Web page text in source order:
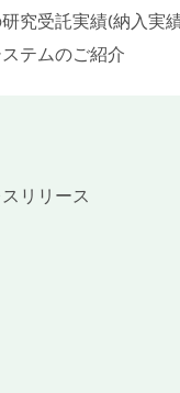
究受託実績(納入実
テムのご紹介
リリース